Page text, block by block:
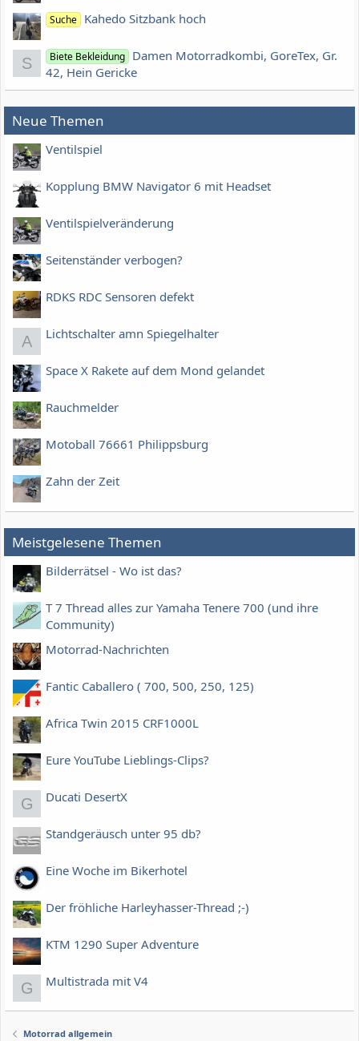
Suche Kahedo Sitzbank hoch
S Biete Bekleidung Damen Motorradkombi, GoreTex, Gr.
42, Hein Gericke
Neue Themen
Ventilspiel
Kopplung BMW Navigator 6 mit Headset
Ventilspielveränderung
Seitenständer verbogen?
RDKS RDC Sensoren defekt
A Lichtschalter amn Spiegelhalter
Space X Rakete auf dem Mond gelandet
Rauchmelder
Motoball 76661 Philippsburg
Zahn der Zeit
Meistgelesene Themen
Bilderrätsel - Wo ist das?
T 7 Thread alles zur Yamaha Tenere 700 (und ihre
Community)
Motorrad-Nachrichten
Fantic Caballero ( 700, 500, 250, 125)
Africa Twin 2015 CRF1000L
Eure YouTube Lieblings-Clips?
G Ducati DesertX
Standgeräusch unter 95 db?
Eine Woche im Bikerhotel
Der fröhliche Harleyhasser-Thread ;-)
KTM 1290 Super Adventure
G Multistrada mit V4
Motorrad allgemein